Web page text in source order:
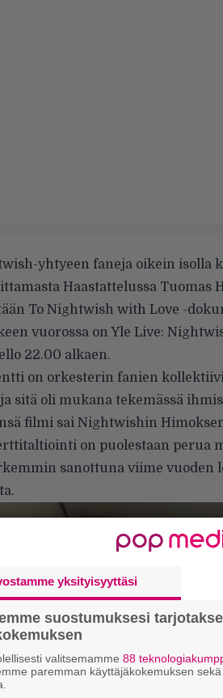
yhtyeen faneja oikein isolla
Haastattelussa Tuomas
To Nightwish with Love -
vuorossa on Yle Live:
22.00 alkaen.
on orkesterin fanien
sitä oli mukana tekemässä
filmi sai Nightwishin
on puolestaan perua
sanottuna viime vuoden
yksityisyyttäsi
suostumuksesi
valitsemamme 88
paremman käyttäjäkokemuksen